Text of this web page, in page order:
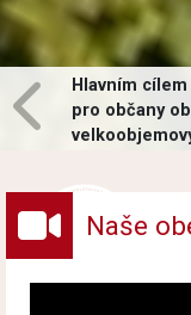
Hlavním
pro občany
Naše